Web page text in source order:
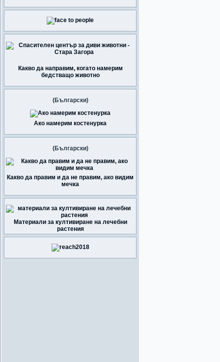
Какво да направим, когато намерим
бедстващо животно
(Български)
Ако намерим костенурка
(Български)
Какво да правим и да не правим, ако видим
мечка
Материали за култивиране на лечебни
растения